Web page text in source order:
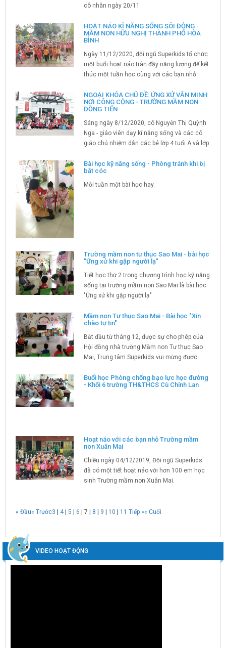
cô nhân ngày 20/11
HOẠT NÁO KĨ NĂNG SỐNG SÔI ĐỘNG -
MẦM NON HỮU NGHỊ THÀNH PHỐ HÒA
BÌNH
Ngày 11/12/2020, đội ngũ Superkids tổ chức
một buổi hoạt náo tràn đầy năng lượng để kết
thúc một tuần học cùng với các bạn nhỏ
NGOẠI KHÓA CHỦ ĐỀ: ỨNG XỬ VĂN MINH
NƠI CÔNG CỘNG - TRƯỜNG MẦM NON
ĐỒNG TIẾN
Sáng ngày 8/12/2020, cô Nguyễn Thị Quỳnh
Nga - giáo viên dạy kĩ năng sống và các cô
giáo chủ nhiệm dẫn các bé lớp 4 tuổi A và lớp
nghiệm thực tế tại trung tâm thương mại
Vincom plaza Hòa Bình để rèn luyện nhiều kĩ
năng như Ứng xử văn minh nơi công...
Bài học kỹ năng sống - Phòng tránh khi bị
bắt cóc
Mỗi tuần một bài học hay.
Trường mầm non tư thục Sao Mai - bài học
"Ứng xử khi gặp người lạ"
Tiết học thứ 2 trong chương trình học kỹ năng
sống tại trường mầm non Sao Mai là bài học
"Ứng xử khi gặp người lạ"
Mầm non Tư thục Sao Mai - Bài học "Xin
chào tự tin"
Bắt đầu từ tháng 12, được sự cho phép của
Hội đồng nhà trường Mầm non Tư thục Sao
Mai, Trung tâm Superkids vui mừng được
năng sống dành cho các bạn nhỏ lớp 3 tuổi,
4 tuổi và 5 tuổi.
Buổi học Phòng chống bạo lực học đường
- Khối 6 trường TH&THCS Cù Chính Lan
Hoạt náo với các bạn nhỏ Trường mầm
non Xuân Mai
Chiều ngày 04/12/2019, Đội ngũ Superkids
đã có một tiết hoạt náo với hơn 100 em học
sinh Trường mầm non Xuân Mai.
« Đầu« Trước3 4| 5 6 7 8 9 10 11 Tiếp »« Cuối
VIDEO HOẠT ĐỘNG